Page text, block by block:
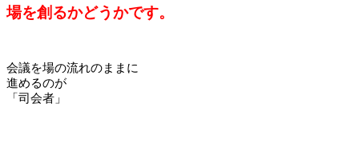
場を創るかどうかです。
会議を場の流れのままに
進めるのが
「司会者」